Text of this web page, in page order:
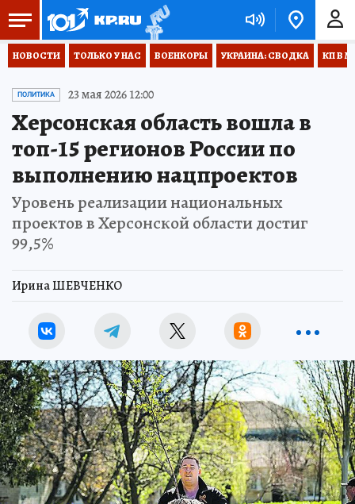
НОВОСТИ ТОЛЬКО У НАС ВОЕНКОРЫ УКРАИНА: СВОДКА КП В
ПОЛИТИКА 23 мая 2026 12:00
Херсонская область вошла в
топ-15 регионов России по
выполнению нацпроектов
Уровень реализации национальных
проектов в Херсонской области достиг
99,5%
Ирина ШЕВЧЕНКО